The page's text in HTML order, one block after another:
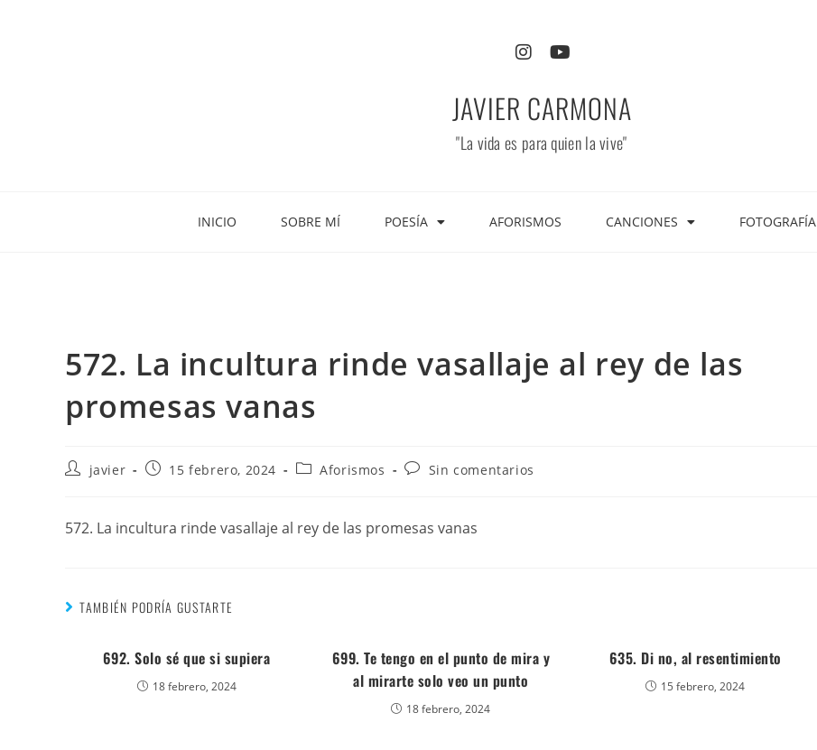
JAVIER CARMONA
"La vida es para quien la vive"
INICIO SOBRE MÍ POESÍA AFORISMOS CANCIONES FOTOGRAFÍA
572. La incultura rinde vasallaje al rey de las
promesas vanas
javier 15 febrero, 2024 Aforismos Sin comentarios
572. La incultura rinde vasallaje al rey de las promesas vanas
TAMBIÉN PODRÍA GUSTARTE
692. Solo sé que si supiera
18 febrero, 2024
699. Te tengo en el punto de mira y
al mirarte solo veo un punto
18 febrero, 2024
635. Di no, al resentimiento
15 febrero, 2024